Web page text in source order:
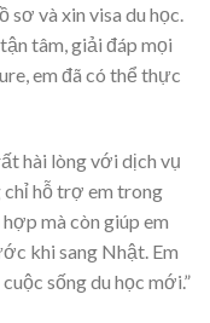
sơ và xin visa du học.
tâm, giải đáp mọi
em đã có thể thực
hài lòng với dịch vụ
chỉ hỗ trợ em trong
mà còn giúp em
khi sang Nhật. Em
sống du học mới.”